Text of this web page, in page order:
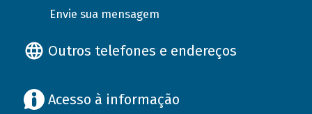
Envie sua mensagem
Outros telefones e endereços
Acesso à informação